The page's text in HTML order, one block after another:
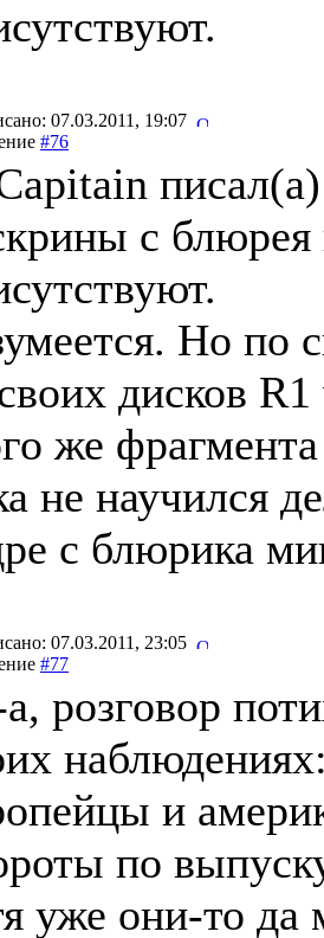
07.03.2011, 19:07
#76
с блюрея
Но по
дисков
же
не научился
с блюрика
07.03.2011, 23:05
#77
розговор
и
по
уже они-то